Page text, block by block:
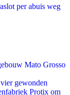
per abuis weg
Mato Grosso
gewonden
Protix om